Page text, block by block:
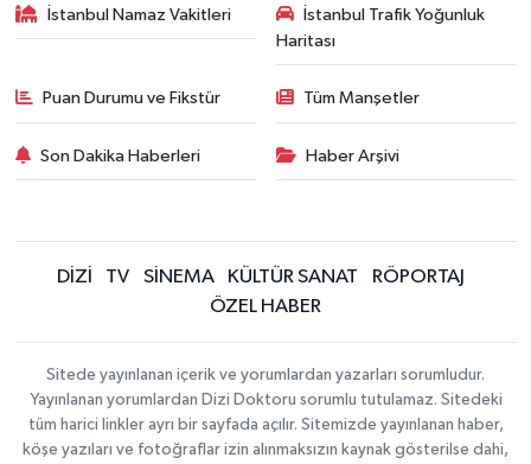
İstanbul Namaz Vakitleri
İstanbul Trafik Yoğunluk
Haritası
Puan Durumu ve Fikstür Tüm Manşetler
Son Dakika Haberleri Haber Arşivi
DİZİ TV SİNEMA KÜLTÜR SANAT
RÖPORTAJ
ÖZEL HABER
Sitede yayınlanan içerik ve yorumlardan yazarları sorumludur.
Yayınlanan yorumlardan Dizi Doktoru sorumlu tutulamaz. Sitedeki
tüm harici linkler ayrı bir sayfada açılır. Sitemizde yayınlanan haber,
köşe yazıları ve fotoğraflar izin alınmaksızın kaynak gösterilse dahi,